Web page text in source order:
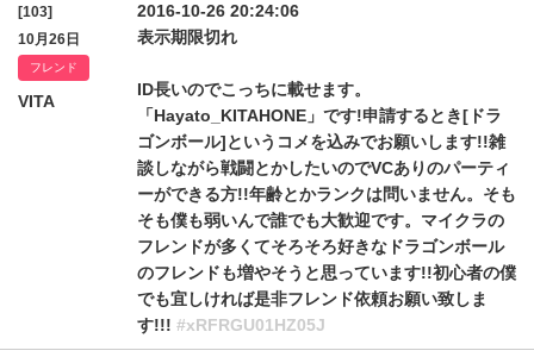
[103]
10月26日
フレンド
VITA
2016-10-26 20:24:06
表示期限切れ
ID長いのでこっちに載せます。
「Hayato_KITAHONE」です!申請するとき[ドラ
ゴンボール]というコメを込みでお願いします!!雑
談しながら戦闘とかしたいのでVCありのパーティ
ーができる方!!年齢とかランクは問いません。そも
そも僕も弱いんで誰でも大歓迎です。マイクラの
フレンドが多くてそろそろ好きなドラゴンボール
のフレンドも増やそうと思っています!!初心者の僕
でも宜しければ是非フレンド依頼お願い致しま
す!!! #xRFRGU01HZ05J